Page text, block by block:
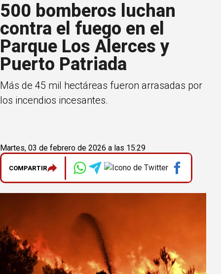
500 bomberos luchan
contra el fuego en el
Parque Los Alerces y
Puerto Patriada
Más de 45 mil hectáreas fueron arrasadas por
los incendios incesantes.
Martes, 03 de febrero de 2026 a las 15:29
COMPARTIR